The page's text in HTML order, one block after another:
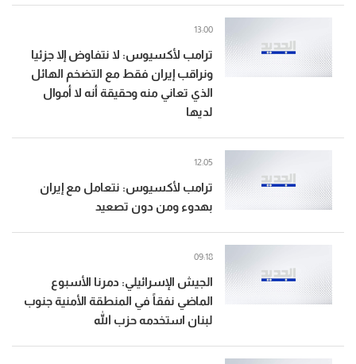
ترامب لأكسيوس: لا نتفاوض إلا جزئيا
ونراقب إيران فقط مع التضخم الهائل
الذي تعاني منه وحقيقة أنه لا أموال
لديها
13:00
ترامب لأكسيوس: نتعامل مع إيران
بهدوء ومن دون تصعيد
12:05
الجيش الإسرائيلي: دمرنا الأسبوع
الماضي نفقاً في المنطقة الأمنية جنوب
لبنان استخدمه حزب الله
09:18